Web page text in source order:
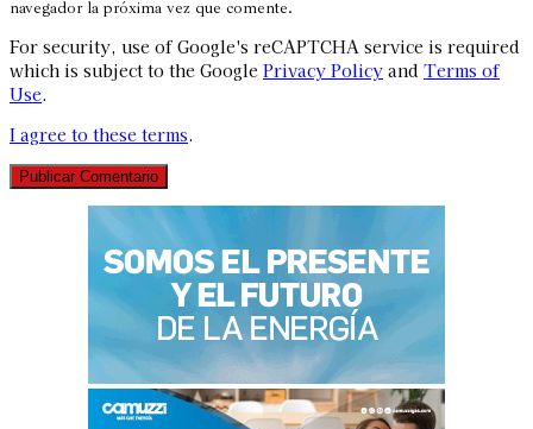
navegador la próxima vez que comente.
For security, use of Google's reCAPTCHA service is required
which is subject to the Google Privacy Policy and Terms of
Use.
I agree to these terms.